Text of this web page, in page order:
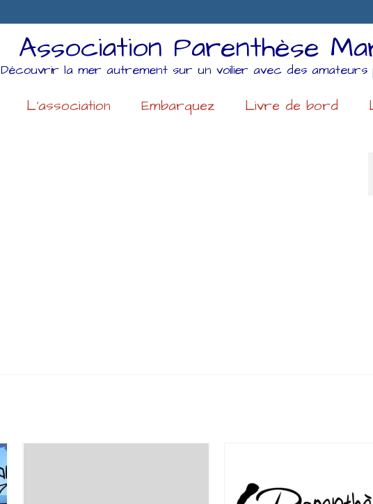
Association Parenthèse
Découvrir la mer autrement sur un voilier avec des amateurs
L’association Embarquez Livre de bord